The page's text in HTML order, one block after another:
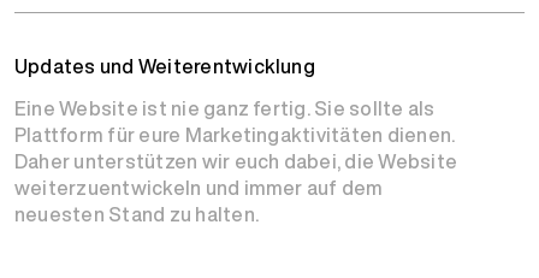
Updates und Weiterentwicklung
Eine Website ist nie ganz fertig. Sie sollte als
Plattform für eure Marketingaktivitäten dienen.
Daher unterstützen wir euch dabei, die Website
weiterzuentwickeln und immer auf dem
neuesten Stand zu halten.